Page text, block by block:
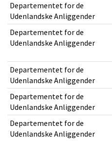
Departementet for de
Udenlandske Anliggender
Departementet for de
Udenlandske Anliggender
Departementet for de
Udenlandske Anliggender
Departementet for de
Udenlandske Anliggender
Departementet for de
Udenlandske Anliggender